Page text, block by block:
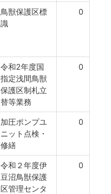
鳥獣保護区標
識
0
令和2年度国
指定浅間鳥獣
保護区制札立
替等業務
0
加圧ポンプユ
ニット点検・
修繕
0
令和２年度伊
豆沼鳥獣保護
区管理センタ
0